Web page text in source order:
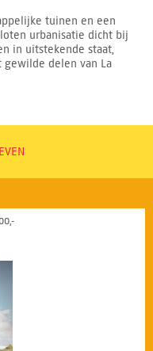
tuinen en een
urbanisatie dicht bij
in uitstekende staat,
gewilde delen van La